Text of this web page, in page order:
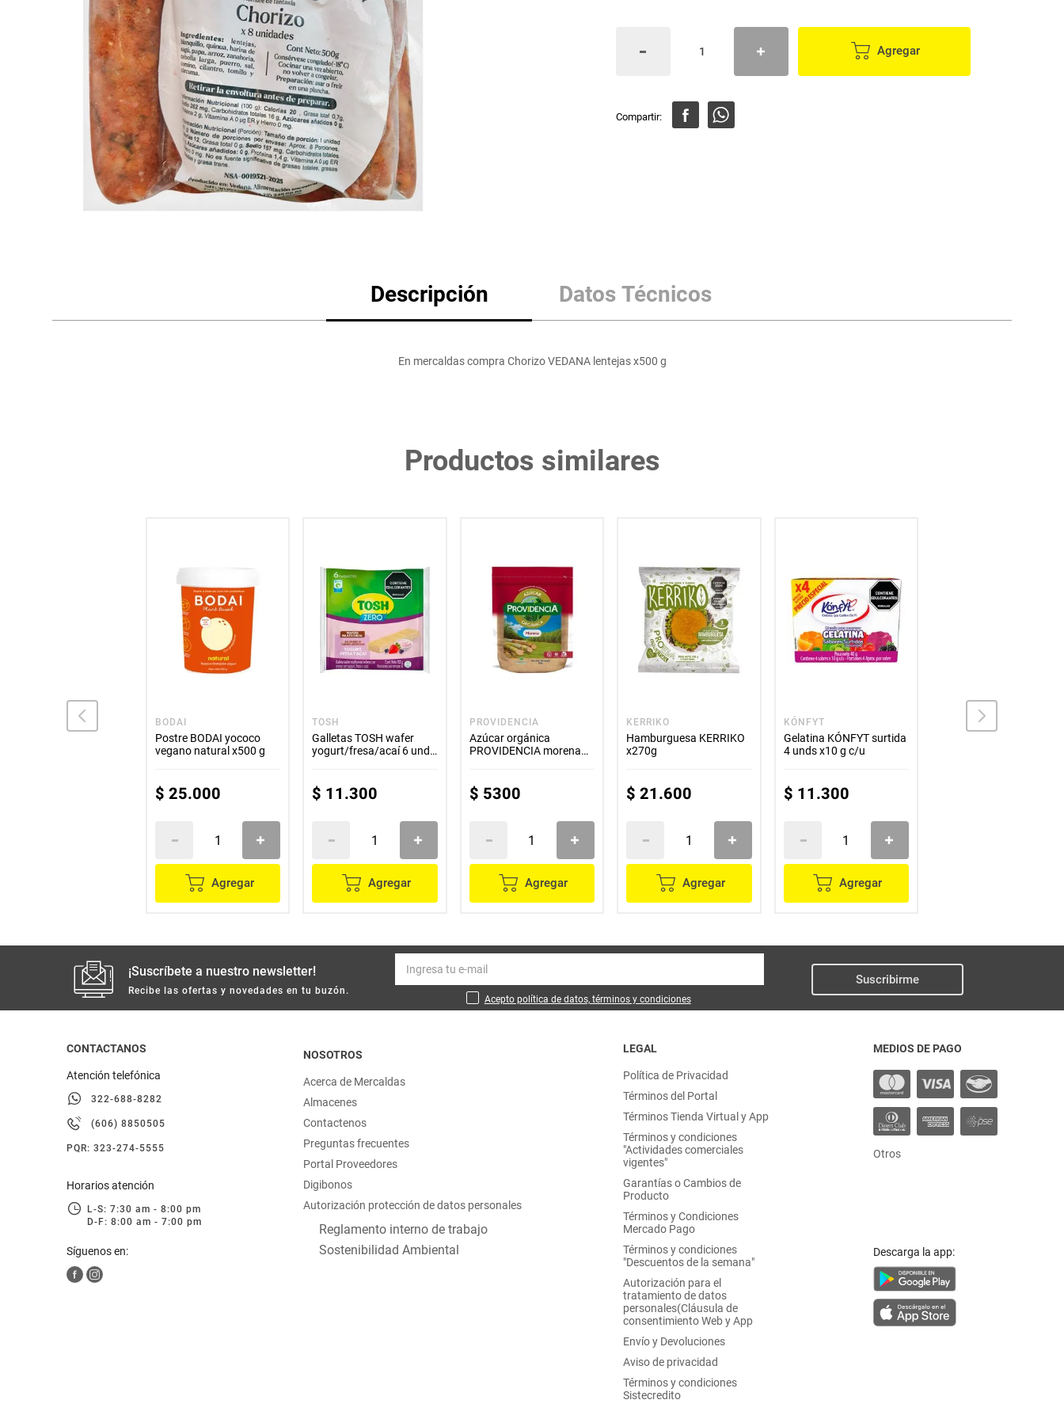
lácteos y refrigerados
vinos y licores
cuidado del bebé
mascotas
otros
Agregar
Descripción Datos Técnicos
En mercaldas compra Chorizo VEDANA lentejas x500 g
Productos similares
BODAI
Postre BODAI yococo
vegano natural x500 g
$ 25.000
Agregar
TOSH
Galletas TOSH wafer
yogurt/fresa/acaí 6 unds
$ 11.300
Agregar
PROVIDENCIA
Azúcar orgánica
PROVIDENCIA morena
$ 5300
Agregar
KERRIKO
Hamburguesa KERRIKO
x270g
$ 21.600
Agregar
KÓNFYT
Gelatina KÓNFYT surtida
4 unds x10 g c/u
$ 11.300
Agregar
TONING
¡Suscríbete a nuestro newsletter!
Recibe las ofertas y novedades en tu buzón.
Acepto política de datos, términos y condiciones
Suscribirme
CONTACTANOS
Atención telefónica
322-688-8282
(606) 8850505
PQR: 323-274-5555
Horarios atención
L-S: 7:30 am - 8:00 pm
D-F: 8:00 am - 7:00 pm
Síguenos en:
NOSOTROS
Acerca de Mercaldas
Almacenes
Contactenos
Preguntas frecuentes
Portal Proveedores
Digibonos
Autorización protección de datos personales
Reglamento interno de trabajo
Sostenibilidad Ambiental
LEGAL
Política de Privacidad
Términos del Portal
Términos Tienda Virtual y App
Términos y condiciones
"Actividades comerciales
vigentes"
Garantías o Cambios de
Producto
Términos y Condiciones
Mercado Pago
Términos y condiciones
"Descuentos de la semana"
Autorización para el
tratamiento de datos
personales(Cláusula de
consentimiento Web y App
Envío y Devoluciones
Aviso de privacidad
Términos y condiciones
Sistecredito
MEDIOS DE PAGO
Otros
Descarga la app:
Mantequilla